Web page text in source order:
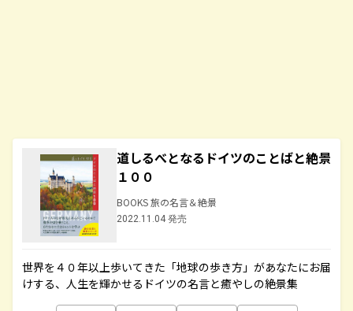
道しるべとなるドイツのことばと絶景
１００
BOOKS 旅の名言＆絶景
2022.11.04 発売
世界を４０年以上歩いてきた「地球の歩き方」があなたにお届
けする、人生を輝かせるドイツの名言と癒やしの絶景集